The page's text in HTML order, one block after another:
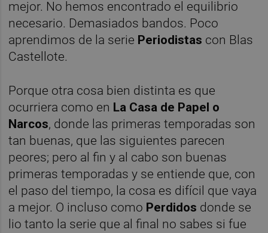
mejor. No hemos encontrado el equilibrio
necesario. Demasiados bandos. Poco
aprendimos de la serie Periodistas con Blas
Castellote.
Porque otra cosa bien distinta es que
ocurriera como en La Casa de Papel o
Narcos, donde las primeras temporadas son
tan buenas, que las siguientes parecen
peores; pero al fin y al cabo son buenas
primeras temporadas y se entiende que, con
el paso del tiempo, la cosa es difícil que vaya
a mejor. O incluso como Perdidos donde se
lio tanto la serie que al final no sabes si fue